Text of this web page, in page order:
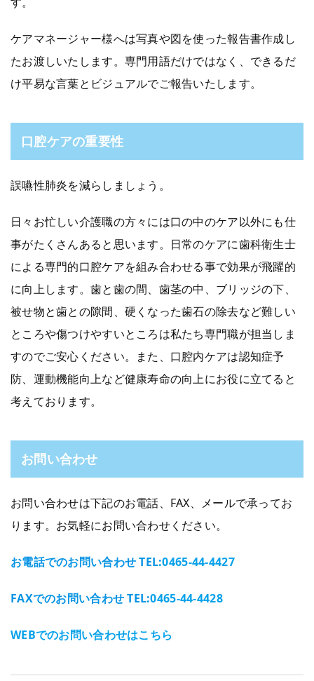
ケアマネージャー様へは写真や図を使った報告書作成し
たお渡しいたします。専門用語だけではなく、できるだ
け平易な言葉とビジュアルでご報告いたします。
口腔ケアの重要性
誤嚥性肺炎を減らしましょう。
日々お忙しい介護職の方々には口の中のケア以外にも仕
事がたくさんあると思います。日常のケアに歯科衛生士
による専門的口腔ケアを組み合わせる事で効果が飛躍的
に向上します。歯と歯の間、歯茎の中、ブリッジの下、
被せ物と歯との隙間、硬くなった歯石の除去など難しい
ところや傷つけやすいところは私たち専門職が担当しま
すのでご安心ください。また、口腔内ケアは認知症予
防、運動機能向上など健康寿命の向上にお役に立てると
考えております。
お問い合わせ
お問い合わせは下記のお電話、FAX、メールで承ってお
ります。お気軽にお問い合わせください。
お電話でのお問い合わせ TEL:0465-44-4427
FAXでのお問い合わせ TEL:0465-44-4428
WEBでのお問い合わせはこちら